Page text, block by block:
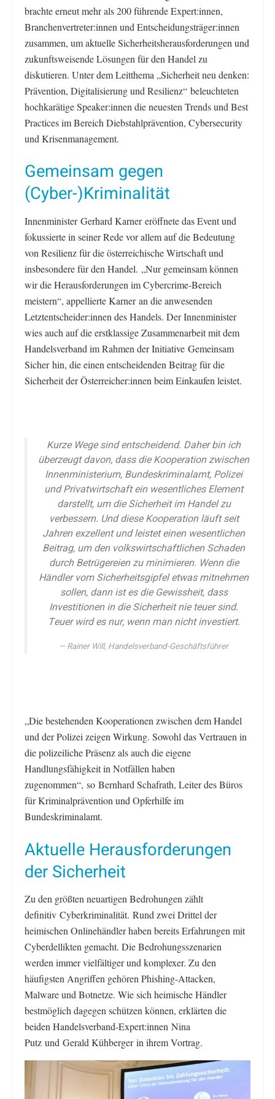
brachte erneut mehr als 200 führende Expert:innen,
Branchenvertreter:innen und Entscheidungsträger:innen
zusammen, um aktuelle Sicherheitsherausforderungen und
zukunftsweisende Lösungen für den Handel zu
diskutieren. Unter dem Leitthema „Sicherheit neu denken:
Prävention, Digitalisierung und Resilienz“ beleuchteten
hochkarätige Speaker:innen die neuesten Trends und Best
Practices im Bereich Diebstahlprävention, Cybersecurity
und Krisenmanagement.
Gemeinsam gegen
(Cyber-)Kriminalität
Innenminister Gerhard Karner eröffnete das Event und
fokussierte in seiner Rede vor allem auf die Bedeutung
von Resilienz für die österreichische Wirtschaft und
insbesondere für den Handel. „Nur gemeinsam können
wir die Herausforderungen im Cybercrime-Bereich
meistern“, appellierte Karner an die anwesenden
Letztentscheider:innen des Handels. Der Innenminister
wies auch auf die erstklassige Zusammenarbeit mit dem
Handelsverband im Rahmen der Initiative Gemeinsam
Sicher hin, die einen entscheidenden Beitrag für die
Sicherheit der Österreicher:innen beim Einkaufen leistet.
Kurze Wege sind entscheidend. Daher bin ich
überzeugt davon, dass die Kooperation zwischen
Innenministerium, Bundeskriminalamt, Polizei
und Privatwirtschaft ein wesentliches Element
darstellt, um die Sicherheit im Handel zu
verbessern. Und diese Kooperation läuft seit
Jahren exzellent und leistet einen wesentlichen
Beitrag, um den volkswirtschaftlichen Schaden
durch Betrügereien zu minimieren. Wenn die
Händler vom Sicherheitsgipfel etwas mitnehmen
sollen, dann ist es die Gewissheit, dass
Investitionen in die Sicherheit nie teuer sind.
Teuer wird es nur, wenn man nicht investiert.
Rainer Will, Handelsverband-Geschäftsführer
„Die bestehenden Kooperationen zwischen dem Handel
und der Polizei zeigen Wirkung. Sowohl das Vertrauen in
die polizeiliche Präsenz als auch die eigene
Handlungsfähigkeit in Notfällen haben
zugenommen“, so Bernhard Schafrath, Leiter des Büros
für Kriminalprävention und Opferhilfe im
Bundeskriminalamt.
Aktuelle Herausforderungen
der Sicherheit
Zu den größten neuartigen Bedrohungen zählt
definitiv Cyberkriminalität. Rund zwei Drittel der
heimischen Onlinehändler haben bereits Erfahrungen mit
Cyberdellikten gemacht. Die Bedrohungsszenarien
werden immer vielfältiger und komplexer. Zu den
häufigsten Angriffen gehören Phishing-Attacken,
Malware und Botnetze. Wie sich heimische Händler
bestmöglich dagegen schützen können, erklärten die
beiden Handelsverband-Expert:innen Nina
Putz und Gerald Kühberger in ihrem Vortrag.